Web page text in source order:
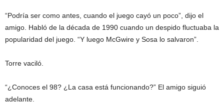
“Podría ser como antes, cuando el juego cayó un poco”, dijo el
amigo. Habló de la década de 1990 cuando un despido fluctuaba la
popularidad del juego. “Y luego McGwire y Sosa lo salvaron”.
Torre vaciló.
“¿Conoces el 98? ¿La casa está funcionando?” El amigo siguió
adelante.